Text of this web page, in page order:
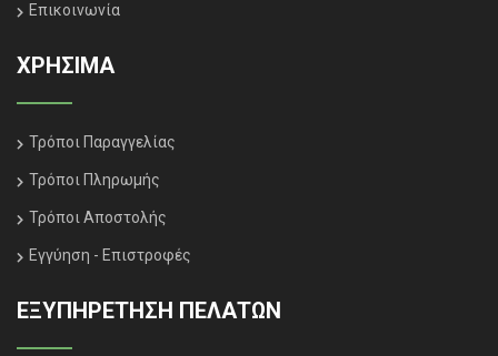
Επικοινωνία
ΧΡΗΣΙΜΑ
Τρόποι Παραγγελίας
Τρόποι Πληρωμής
Τρόποι Αποστολής
Εγγύηση - Επιστροφές
ΕΞΥΠΗΡΈΤΗΣΗ ΠΕΛΑΤΏΝ